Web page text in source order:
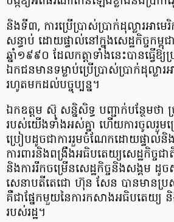
និងទី៣, ការប្រើប្រាស់ប្រាក់ដុល្លារអាម
សន្ធាប់ ដោយផ្ទាល់នៅក្នុងសេដ្ឋកិច្ចកម្ពុ
ឆ្នាំ១៩៩០ ដែលកត្តាទាំងនេះបានធ្វើ
ឯកជនមានទម្លាប់ប្រើប្រាស់ប្រាក់ដុល្លា
រហូតមកដល់បច្ចុប្បន្ន។
ឯកឧត្តម ស៊ុ សន្និសិទ្ធ បញ្ជាក់បន្ថែមថា
របស់យើងទាំងអស់គ្នា ហើយការចូលរួមប្
ប្រៀបដូចជាការរួមចំណែកដោយផ្ទាល់
ការពារនិងពង្រឹងអធិបតេយ្យសេដ្ឋកិច្ចជ
និងការរីកចម្រើនសេដ្ឋកិច្ចនិងសង្គម ដូច
សេនាបតីតេជោ ហ៊ុន សែន បានមានប្រ
គឺជាផ្នែកមួយនៃការកសាងអធិបតេយ្យ
របស់រដ្ឋ។